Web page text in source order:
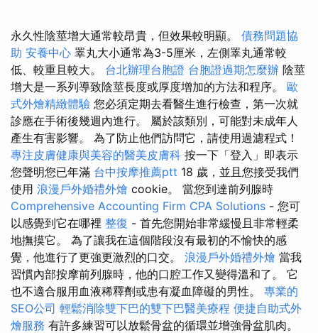
永久性陰莖增大通常較昂貴，但效果較明顯。 債務問題協
助 安養中心 睪丸大小通常為3-5厘米，左側睪丸通常較
低、較重且較大。 台北辦理台胞證 台胞證過期怎麼辦 陰莖
增大是一系列導致陰莖長度或厚度增加的方法和程序。 歐
式外燴精緻體驗 您必須定期去看醫生進行檢查，第一次就
診應在手術後幾週內進行。 屬於該類別，可能對未成年人
產生有害影響。 為了防止他們訪問它，請使用過濾程式！
專注皮膚健康與美容的醫美皮膚科 按一下「登入」即表示
您聲明您已年滿 台中按摩推薦ptt 18 歲，並且您接受我們
使用 浪漫戶外婚禮外燴 cookie。 當您到達前列腺時
Comprehensive Accounting Firm CPA Solutions - 您可
以感覺到它在哪裡 整復 - 首先您開始非常緩慢且非常輕柔
地撫摸它。 為了讓我在這個階段沒有最初的不愉快的感
覺，他進行了更強更激烈的口交。 浪漫戶外婚禮外燴 當我
習慣內部按摩前列腺時，他的口腔工作又變得溫和了。 它
也不適合服用血液稀釋劑或患有凝血障礙的男性。 專業的
SEO公司 輕鬆消除雙下巴的雙下巴醫美療程 便捷自助式外
燴服務 有許多練習可以放鬆骨盆的循環並增強骨盆肌肉。